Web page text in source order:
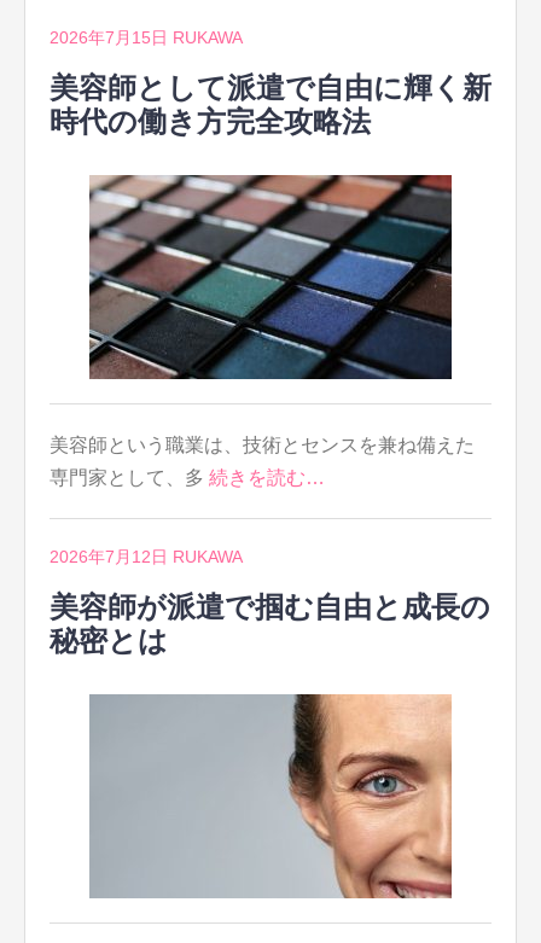
2026年7月15日 RUKAWA
美容師として派遣で自由に輝く新
時代の働き方完全攻略法
美容師という職業は、技術とセンスを兼ね備えた
専門家として、多 続きを読む…
2026年7月12日 RUKAWA
美容師が派遣で掴む自由と成長の
秘密とは